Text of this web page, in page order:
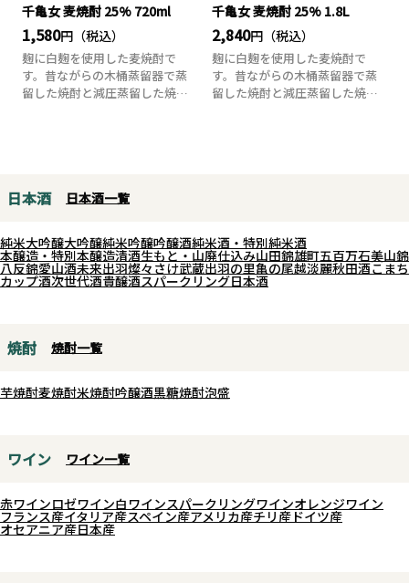
千亀女 麦焼酎 25% 720ml
1,580円（税込）
麹に白麹を使用した麦焼酎で
す。昔ながらの木桶蒸留器で蒸
留した焼酎と減圧蒸留した焼酎
千亀女 麦焼酎 25% 1.8L
2,840円（税込）
麹に白麹を使用した麦焼酎で
す。昔ながらの木桶蒸留器で蒸
留した焼酎と減圧蒸留した焼酎
日本酒 日本酒一覧
純米大吟醸大吟醸純米吟醸吟醸酒純米酒・特別純米酒
本醸造・特別本醸造清酒生もと・山廃仕込み山田錦雄町五百万石美山錦
八反錦愛山酒未来出羽燦々さけ武蔵出羽の里亀の尾越淡麗秋田酒こまち
カップ酒次世代酒貴醸酒スパークリング日本酒
焼酎 焼酎一覧
芋焼酎麦焼酎米焼酎吟醸酒黒糖焼酎泡盛
ワイン ワイン一覧
赤ワインロゼワイン白ワインスパークリングワインオレンジワイン
フランス産イタリア産スペイン産アメリカ産チリ産ドイツ産
オセアニア産日本産